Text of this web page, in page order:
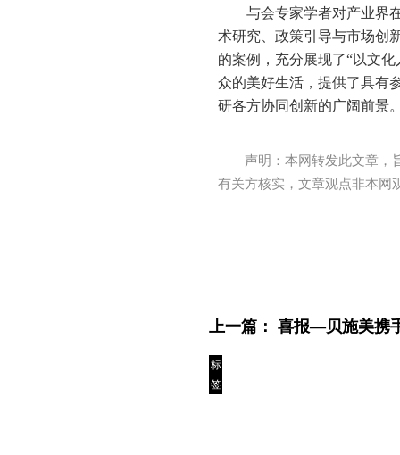
与会专家学者对产业界
术研究、政策引导与市场创
的案例，充分展现了“以文
众的美好生活，提供了具有
研各方协同创新的广阔前景
声明：本网转发此文章，
有关方核实，文章观点非本网
上一篇： 喜报—贝施美携
标
签